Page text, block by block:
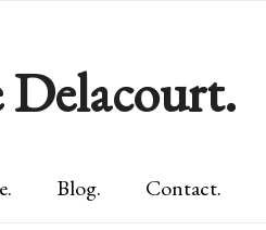
Delacourt.
Blog. Contact.